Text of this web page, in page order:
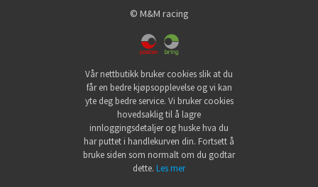
© M&M racing
Vår nettbutikk bruker cookies slik at du
får en bedre kjøpsopplevelse og vi kan
yte deg bedre service. Vi bruker cookies
hovedsaklig til å lagre
innloggingsdetaljer og huske hva du
har puttet i handlekurven din. Fortsett å
bruke siden som normalt om du godtar
dette. Les mer